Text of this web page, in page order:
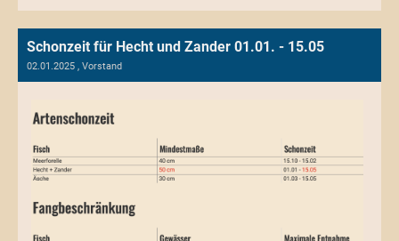
Schonzeit für Hecht und Zander 01.01. - 15.05
02.01.2025 , Vorstand